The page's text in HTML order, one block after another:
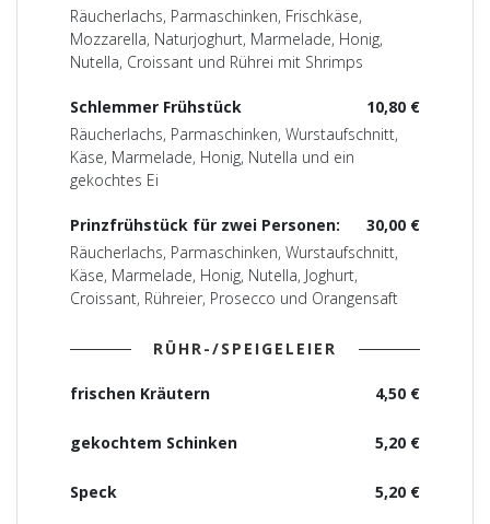
Räucherlachs, Parmaschinken, Frischkäse,
Mozzarella, Naturjoghurt, Marmelade, Honig,
Nutella, Croissant und Rührei mit Shrimps
10,80 €
Schlemmer Frühstück
Räucherlachs, Parmaschinken, Wurstaufschnitt,
Käse, Marmelade, Honig, Nutella und ein
gekochtes Ei
30,00 €
Prinzfrühstück für zwei Personen:
Räucherlachs, Parmaschinken, Wurstaufschnitt,
Käse, Marmelade, Honig, Nutella, Joghurt,
Croissant, Rühreier, Prosecco und Orangensaft
RÜHR-/SPEIGELEIER
4,50 €
frischen Kräutern
5,20 €
gekochtem Schinken
5,20 €
Speck